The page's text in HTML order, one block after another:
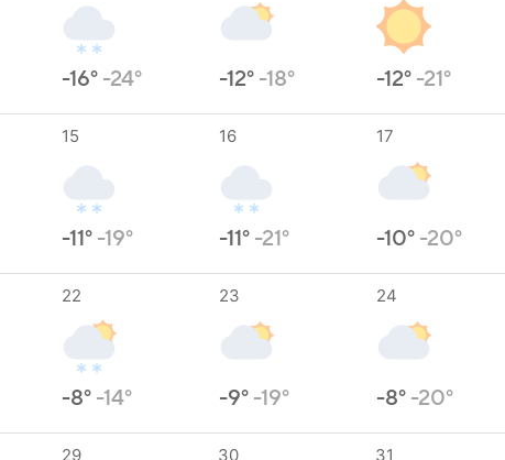
-16° -24° -12° -18° -12° -21°
15
-11° -19°
16
-11° -21°
17
-10° -20°
22
-8° -14°
23
-9° -19°
24
-8° -20°
29 30 31